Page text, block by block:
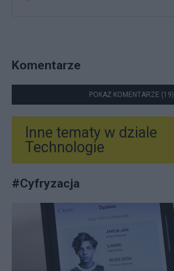
Komentarze
POKAŻ KOMENTARZE (19)
Inne tematy w dziale
Technologie
#Cyfryzacja